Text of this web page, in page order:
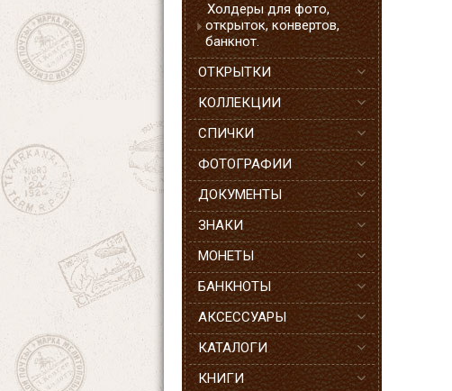
Холдеры для фото,
открыток, конвертов,
банкнот.
ОТКРЫТКИ
КОЛЛЕКЦИИ
СПИЧКИ
ФОТОГРАФИИ
ДОКУМЕНТЫ
ЗНАКИ
МОНЕТЫ
БАНКНОТЫ
АКСЕССУАРЫ
КАТАЛОГИ
КНИГИ